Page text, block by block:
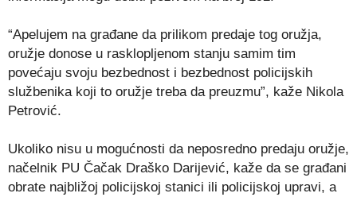
“Apelujem na građane da prilikom predaje tog oružja,
oružje donose u rasklopljenom stanju samim tim
povećaju svoju bezbednost i bezbednost policijskih
službenika koji to oružje treba da preuzmu”, kaže Nikola
Petrović.
Ukoliko nisu u mogućnosti da neposredno predaju oružje,
načelnik PU Čačak Draško Darijević, kaže da se građani
obrate najbližoj policijskoj stanici ili policijskoj upravi, a